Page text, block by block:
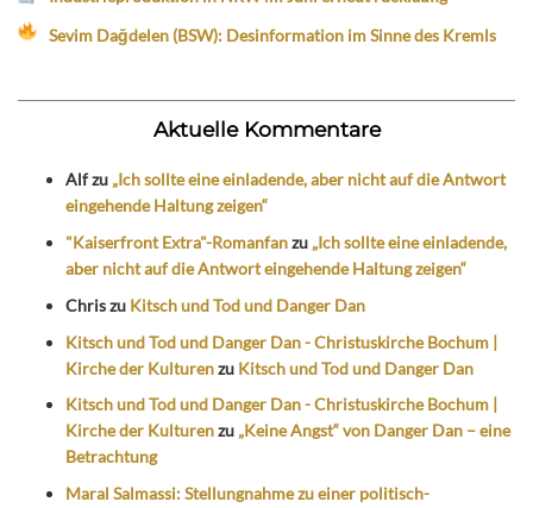
Sevim Dağdelen (BSW): Desinformation im Sinne des Kremls
Aktuelle Kommentare
Alfzu „Ich sollte eine einladende, aber nicht auf die Antwort
eingehende Haltung zeigen“
"Kaiserfront Extra"-Romanfanzu „Ich sollte eine einladende,
aber nicht auf die Antwort eingehende Haltung zeigen“
Chriszu Kitsch und Tod und Danger Dan
Kitsch und Tod und Danger Dan - Christuskirche Bochum |
Kirche der Kulturenzu Kitsch und Tod und Danger Dan
Kitsch und Tod und Danger Dan - Christuskirche Bochum |
Kirche der Kulturenzu „Keine Angst“ von Danger Dan – eine
Betrachtung
Maral Salmassi: Stellungnahme zu einer politisch-